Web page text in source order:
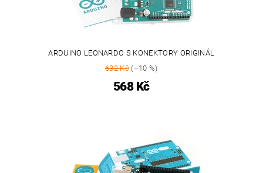
ARDUINO LEONARDO S KONEKTORY ORIGINÁL
632 Kč(–10 %)
568 Kč